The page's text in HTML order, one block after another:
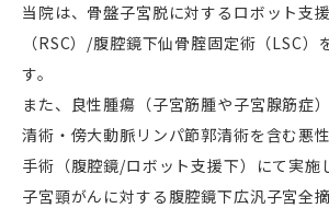
当院は、骨盤子宮脱に対するロボット支
（RSC） /腹腔鏡下仙骨腟固定術（LSC）
す。
また、良性腫瘍（子宮筋腫や子宮腺筋症
清術・傍大動脈リンパ節郭清術を含む悪
手術（腹腔鏡/ロボット支援下）にて実施
子宮頸がんに対する腹腔鏡下広汎子宮全